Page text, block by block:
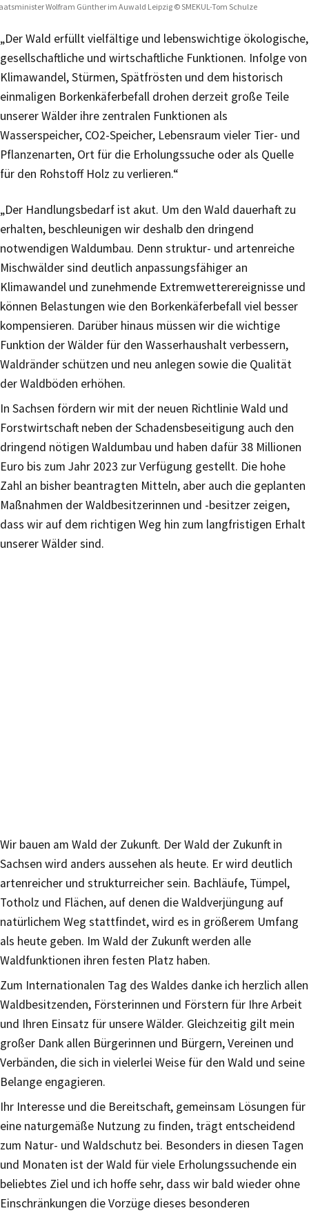
Wolfram Günther im Auwald Leipzig © SMEKUL-Tom Schulze
„Der Wald erfüllt vielfältige und lebenswichtige ökologische,
gesellschaftliche und wirtschaftliche Funktionen. Infolge von
Klimawandel, Stürmen, Spätfrösten und dem historisch
einmaligen Borkenkäferbefall drohen derzeit große Teile
unserer Wälder ihre zentralen Funktionen als
Wasserspeicher, CO2-Speicher, Lebensraum vieler Tier- und
Pflanzenarten, Ort für die Erholungssuche oder als Quelle
für den Rohstoff Holz zu verlieren.“
„Der Handlungsbedarf ist akut. Um den Wald dauerhaft zu
erhalten, beschleunigen wir deshalb den dringend
notwendigen Waldumbau. Denn struktur- und artenreiche
Mischwälder sind deutlich anpassungsfähiger an
Klimawandel und zunehmende Extremwetterereignisse und
können Belastungen wie den Borkenkäferbefall viel besser
kompensieren. Darüber hinaus müssen wir die wichtige
Funktion der Wälder für den Wasserhaushalt verbessern,
Waldränder schützen und neu anlegen sowie die Qualität
der Waldböden erhöhen.
In Sachsen fördern wir mit der neuen Richtlinie Wald und
Forstwirtschaft neben der Schadensbeseitigung auch den
dringend nötigen Waldumbau und haben dafür 38 Millionen
Euro bis zum Jahr 2023 zur Verfügung gestellt. Die hohe
Zahl an bisher beantragten Mitteln, aber auch die geplanten
Maßnahmen der Waldbesitzerinnen und -besitzer zeigen,
dass wir auf dem richtigen Weg hin zum langfristigen Erhalt
unserer Wälder sind.
Wir bauen am Wald der Zukunft. Der Wald der Zukunft in
Sachsen wird anders aussehen als heute. Er wird deutlich
artenreicher und strukturreicher sein. Bachläufe, Tümpel,
Totholz und Flächen, auf denen die Waldverjüngung auf
natürlichem Weg stattfindet, wird es in größerem Umfang
als heute geben. Im Wald der Zukunft werden alle
Waldfunktionen ihren festen Platz haben.
Zum Internationalen Tag des Waldes danke ich herzlich allen
Waldbesitzenden, Försterinnen und Förstern für Ihre Arbeit
und Ihren Einsatz für unsere Wälder. Gleichzeitig gilt mein
großer Dank allen Bürgerinnen und Bürgern, Vereinen und
Verbänden, die sich in vielerlei Weise für den Wald und seine
Belange engagieren.
Ihr Interesse und die Bereitschaft, gemeinsam Lösungen für
eine naturgemäße Nutzung zu finden, trägt entscheidend
zum Natur- und Waldschutz bei. Besonders in diesen Tagen
und Monaten ist der Wald für viele Erholungssuchende ein
beliebtes Ziel und ich hoffe sehr, dass wir bald wieder ohne
Einschränkungen die Vorzüge dieses besonderen